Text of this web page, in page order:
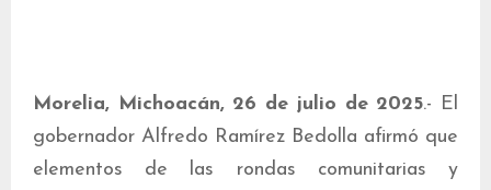
Morelia, Michoacán, 26 de julio de 2025.- El
gobernador Alfredo Ramírez Bedolla afirmó que
elementos de las rondas comunitarias y